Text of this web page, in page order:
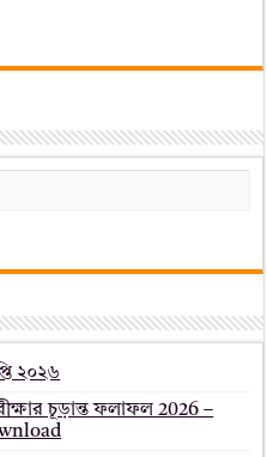
২০২৬
চূড়ান্ত ফলাফল 2026 –